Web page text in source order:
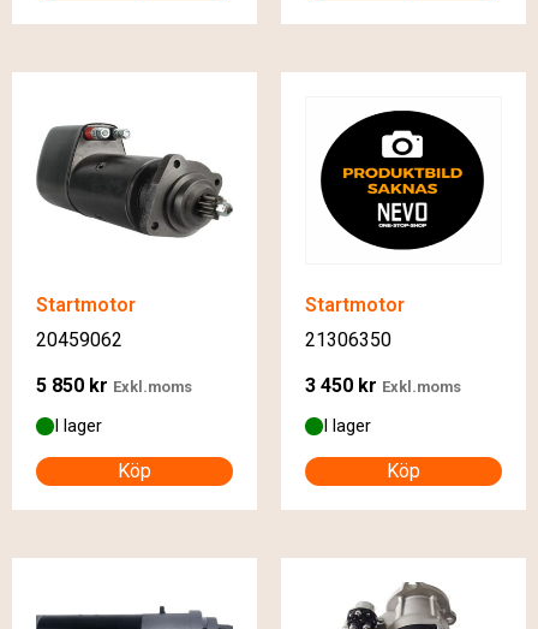
Startmotor
20459062
5 850 kr Exkl.moms
I lager
Köp
Startmotor
21306350
3 450 kr Exkl.moms
I lager
Köp